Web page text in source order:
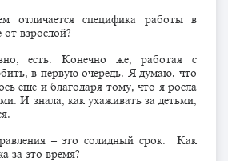
отличается специфика работы в
от взрослой?
есть. Конечно же, работая с
в первую очередь. Я думаю, что
ещё и благодаря тому, что я росла
И знала, как ухаживать за детьми,
– это солидный срок. Как
за это время?